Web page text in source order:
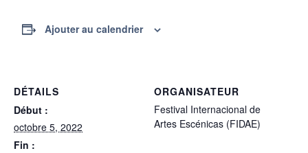
Ajouter au calendrier
DÉTAILS
Début :
octobre 5, 2022
Fin :
ORGANISATEUR
Festival Internacional de
Artes Escénicas (FIDAE)